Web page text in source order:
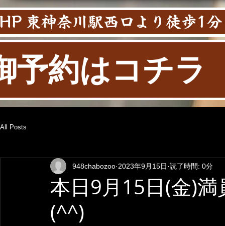
東神奈川駅西口より徒歩1分
予約はコチラ
All Posts
本日9月15日(金)
(^^)
948chabozoo 2023年9月15日 読了時間: 0分